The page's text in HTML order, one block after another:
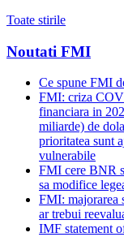
Toate stirile
Noutati FMI
Ce spune FMI
FMI: criza
financiara in
miliarde) de
prioritatea sunt
vulnerabile
FMI cere BNR
sa modifice
FMI: majorarea
ar trebui
IMF statement